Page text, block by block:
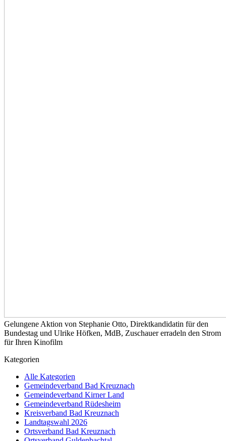
Gelungene Aktion von Stephanie Otto, Direktkandidatin für den
Bundestag und Ulrike Höfken, MdB, Zuschauer erradeln den Strom
für Ihren Kinofilm
Kategorien
Alle Kategorien
Gemeindeverband Bad Kreuznach
Gemeindeverband Kirner Land
Gemeindeverband Rüdesheim
Kreisverband Bad Kreuznach
Landtagswahl 2026
Ortsverband Bad Kreuznach